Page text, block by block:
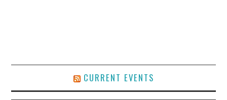
CURRENT EVENTS